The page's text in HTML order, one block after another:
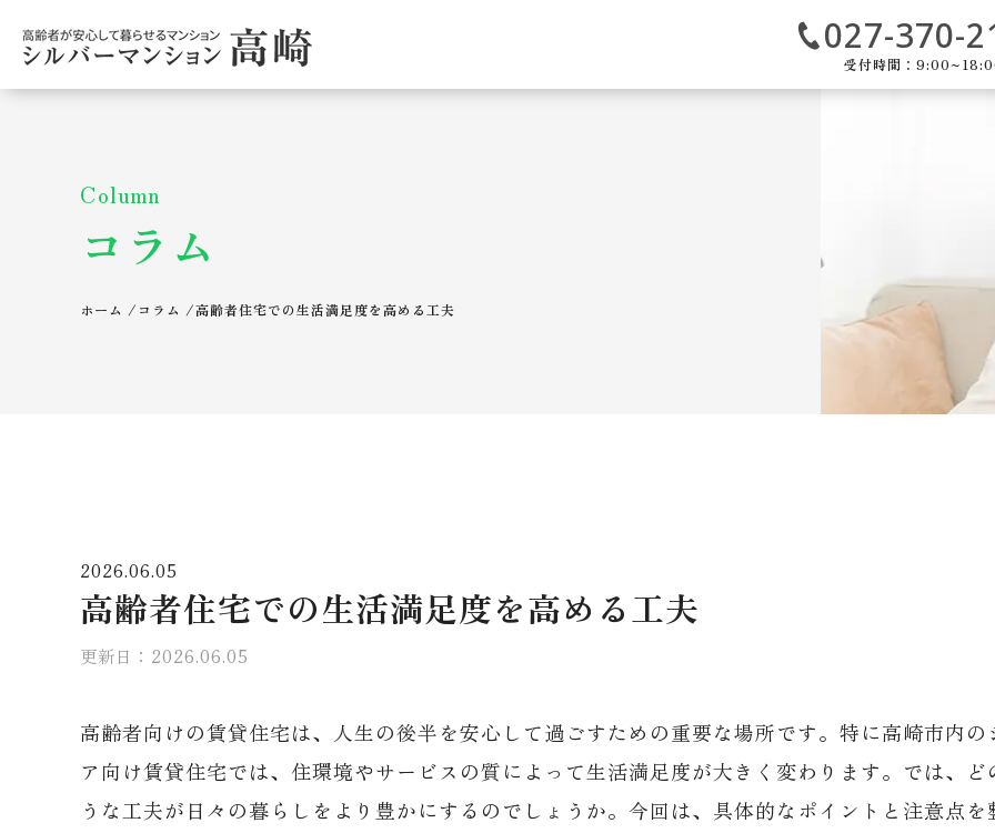
027-370-
受付時間：
Column
コラム
ホーム / コラム /高齢者住宅での生活満足度を高める工夫
2026.06.05
高齢者住宅での生活満足度を高める工夫
更新日：2026.06.05
高齢者向けの賃貸住宅は、人生の後半を安心して過ごすための重要な場所です。特に高崎市内の
ア向け賃貸住宅では、住環境やサービスの質によって生活満足度が大きく変わります。では、ど
うな工夫が日々の暮らしをより豊かにするのでしょうか。今回は、具体的なポイントと注意点を